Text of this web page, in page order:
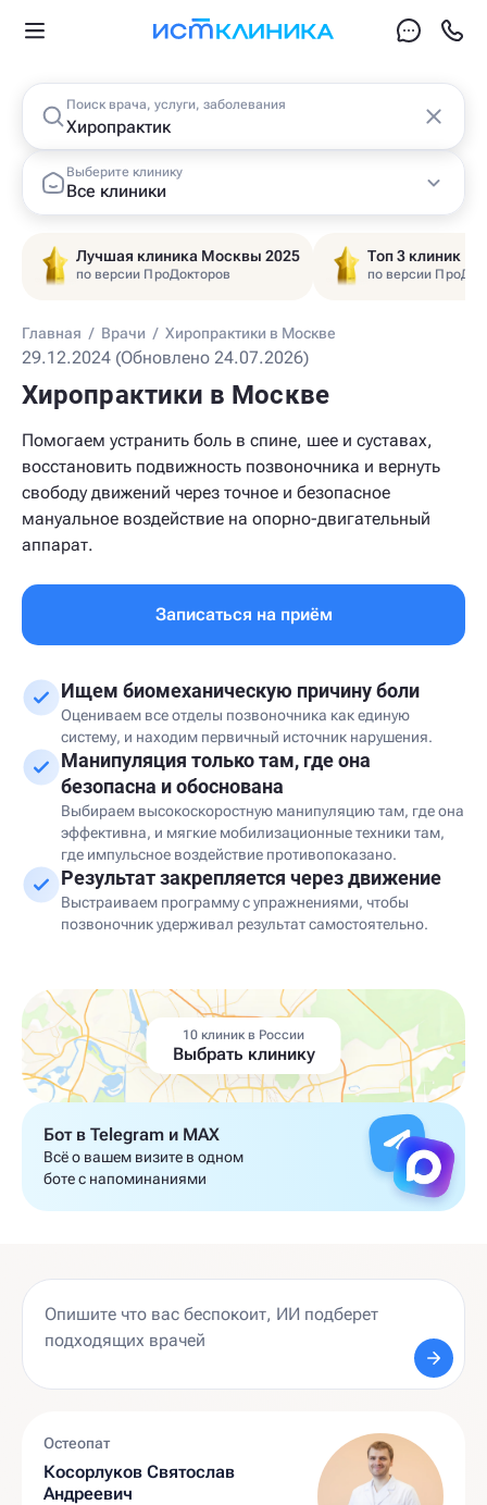
Поиск врача, услуги, заболевания
Выберите клинику
Все клиники
Лучшая клиника Москвы 2025
по версии ПроДокторов
Топ 3 клиник
по версии
Главная / Врачи / Хиропрактики в Москве
29.12.2024 (Обновлено 24.07.2026)
Хиропрактики в Москве
Помогаем устранить боль в спине, шее и суставах,
восстановить подвижность позвоночника и вернуть
свободу движений через точное и безопасное
мануальное воздействие на опорно-двигательный
аппарат.
Записаться на приём
Ищем биомеханическую причину боли
Оцениваем все отделы позвоночника как единую
систему, и находим первичный источник нарушения.
Манипуляция только там, где она
безопасна и обоснована
Выбираем высокоскоростную манипуляцию там, где она
эффективна, и мягкие мобилизационные техники там,
где импульсное воздействие противопоказано.
Результат закрепляется через движение
Выстраиваем программу с упражнениями, чтобы
позвоночник удерживал результат самостоятельно.
10 клиник в России
Выбрать клинику
Бот в Telegram и MAX
Всё о вашем визите в одном
боте с напоминаниями
Остеопат
Косорлуков Святослав
Андреевич